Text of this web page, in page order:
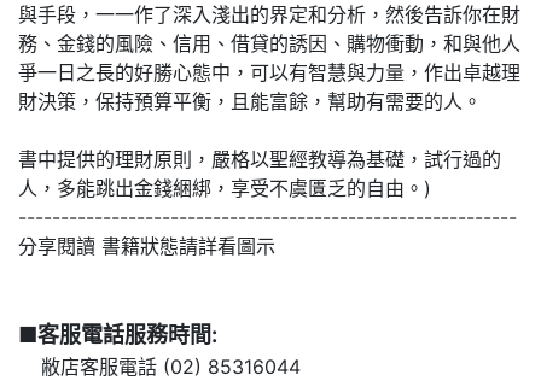
與手段，一一作了深入淺出的界定和分析，然後告訴你在財
務、金錢的風險、信用、借貸的誘因、購物衝動，和與他人
爭一日之長的好勝心態中，可以有智慧與力量，作出卓越理
財決策，保持預算平衡，且能富餘，幫助有需要的人。
書中提供的理財原則，嚴格以聖經教導為基礎，試行過的
人，多能跳出金錢綑綁，享受不虞匱乏的自由。)
-----------------------------------------------------------
分享閱讀 書籍狀態請詳看圖示
■客服電話服務時間:
敝店客服電話 (02) 85316044